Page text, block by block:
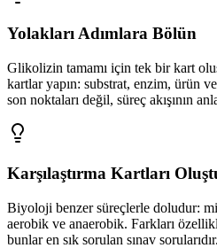
Yolakları Adımlara Bölün
Glikolizin tamamı için tek bir kart
kartlar yapın: substrat, enzim, ürün
son noktaları değil, süreç akışının
Karşılaştırma Kartları
Biyoloji benzer süreçlerle doludur:
aerobik ve anaerobik. Farkları
bunlar en sık sorulan sınav sorularıdır.